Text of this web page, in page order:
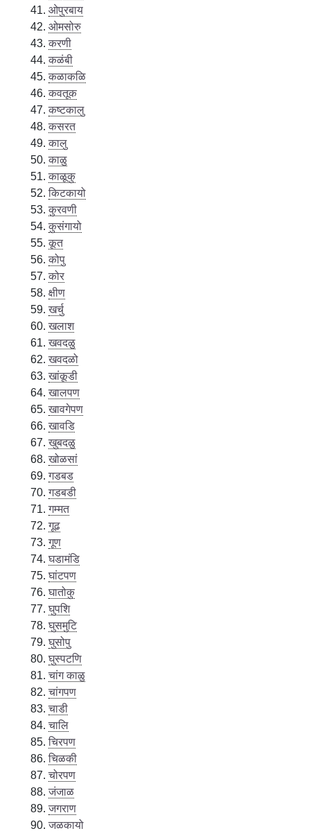
ओपुरबाय
ओमसोरु
करणी
कळंबी
कळाकळि
कवतूक
कष्टकालु
कसरत
कालु
काळु
काळूकु
किटकायो
कुरवणी
कुसंगायो
कूत
कोपु
कोर
क्षीण
खर्चु
खलाश
खवदळु
खवदळो
खांकूडी
खालपण
खावगेपण
खावडि
खुबदळु
खोळसां
गडबड
गडबडी
गम्मत
गूढ
गूण
घडामंडि
घांटपण
घातोकु
घुपशि
घुसमुटि
घुसोपु
घुस्पटणि
चांग काळु
चांगपण
चाडी
चालि
चिरपण
चिळकी
चोरपण
जंजाळ
जगराण
जळकायो